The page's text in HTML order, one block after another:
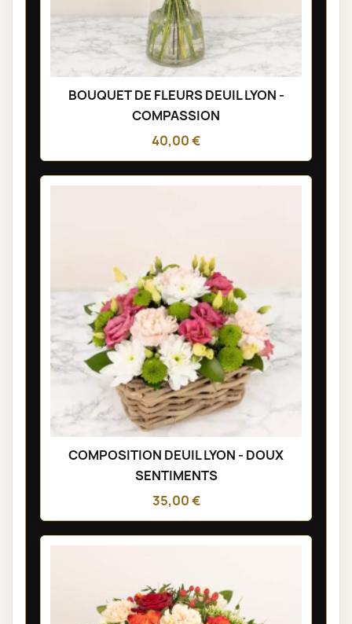
BOUQUET DE FLEURS DEUIL LYON -
COMPASSION
40,00 €
COMPOSITION DEUIL LYON - DOUX
SENTIMENTS
35,00 €